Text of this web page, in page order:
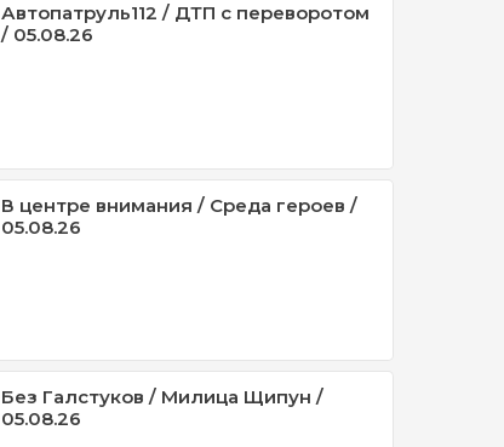
Автопатруль112 / ДТП с переворотом
/ 05.08.26
В центре внимания / Среда героев /
05.08.26
Без Галстуков / Милица Щипун /
05.08.26